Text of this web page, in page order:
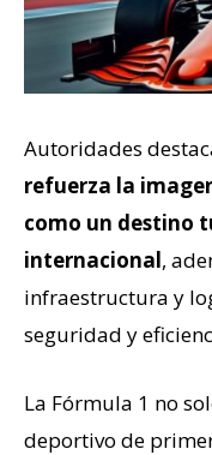
Autoridades
refuerza la
como un destino
internacional,
infraestructura y
seguridad y
La Fórmula 1 no
deportivo de